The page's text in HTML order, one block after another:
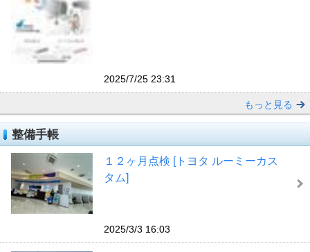
2025/7/25 23:31
もっと見る
整備手帳
１２ヶ月点検 [トヨタ ルーミーカス
タム]
2025/3/3 16:03